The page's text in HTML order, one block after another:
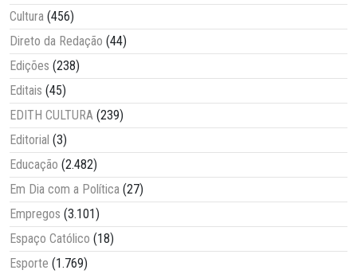
Cultura (456)
Direto da Redação (44)
Edições (238)
Editais (45)
EDITH CULTURA (239)
Editorial (3)
Educação (2.482)
Em Dia com a Política (27)
Empregos (3.101)
Espaço Católico (18)
Esporte (1.769)